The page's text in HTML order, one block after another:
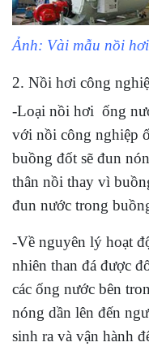
Ảnh: Vài mẫu nồi
2. Nồi hơi công
-Loại nồi hơi ống
với nồi công nghiệp
buồng đốt sẽ đun
thân nồi thay vì
đun nước trong
-Về nguyên lý hoạt
nhiên than đá được
các ống nước bên
nóng dần lên đến
sinh ra và vận hành